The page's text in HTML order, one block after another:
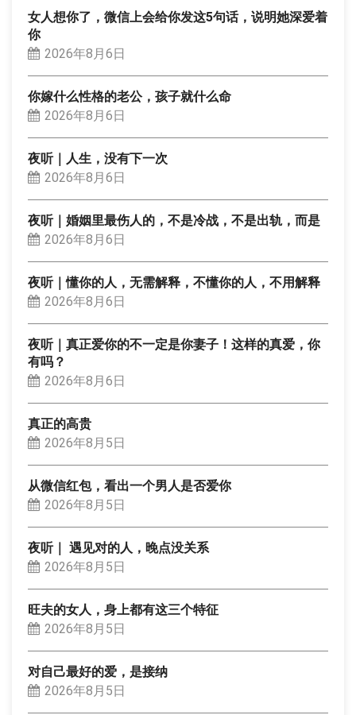
女人想你了，微信上会给你发这5句话，说明她深爱着
你
2026年8月6日
你嫁什么性格的老公，孩子就什么命
2026年8月6日
夜听｜人生，没有下一次
2026年8月6日
夜听｜婚姻里最伤人的，不是冷战，不是出轨，而是
2026年8月6日
夜听｜懂你的人，无需解释，不懂你的人，不用解释
2026年8月6日
夜听｜真正爱你的不一定是你妻子！这样的真爱，你
有吗？
2026年8月6日
真正的高贵
2026年8月5日
从微信红包，看出一个男人是否爱你
2026年8月5日
夜听｜ 遇见对的人，晚点没关系
2026年8月5日
旺夫的女人，身上都有这三个特征
2026年8月5日
对自己最好的爱，是接纳
2026年8月5日